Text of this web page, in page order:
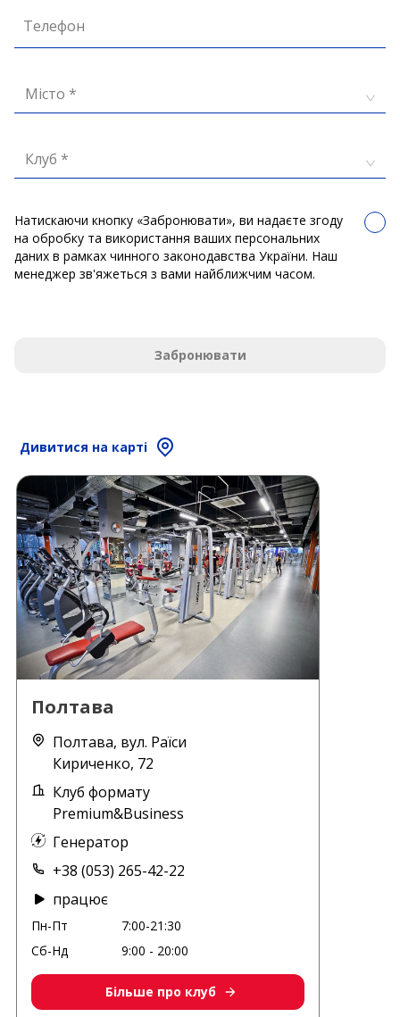
Телефон
Місто *
Клуб *
Натискаючи кнопку «Забронювати», ви надаєте згоду
на обробку та використання ваших персональних
даних в рамках чинного законодавства України. Наш
менеджер зв'яжеться з вами найближчим часом.
Забронювати
Дивитися на карті
Полтава
Полтава, вул. Раїси
Кириченко, 72
Клуб формату
Premium&Business
Генератор
+38 (053) 265-42-22
працює
Пн-Пт
7:00-21:30
Сб-Нд
9:00 - 20:00
Більше про клуб